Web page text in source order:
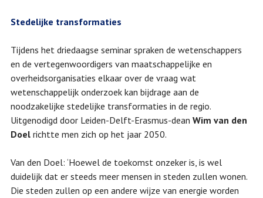
Stedelijke transformaties
Tijdens het driedaagse seminar spraken de wetenschappers
en de vertegenwoordigers van maatschappelijke en
overheidsorganisaties elkaar over de vraag wat
wetenschappelijk onderzoek kan bijdrage aan de
noodzakelijke stedelijke transformaties in de regio.
Uitgenodigd door Leiden-Delft-Erasmus-dean Wim van den
Doelrichtte men zich op het jaar 2050.
Van den Doel: ‘Hoewel de toekomst onzeker is, is wel
duidelijk dat er steeds meer mensen in steden zullen wonen.
Die steden zullen op een andere wijze van energie worden